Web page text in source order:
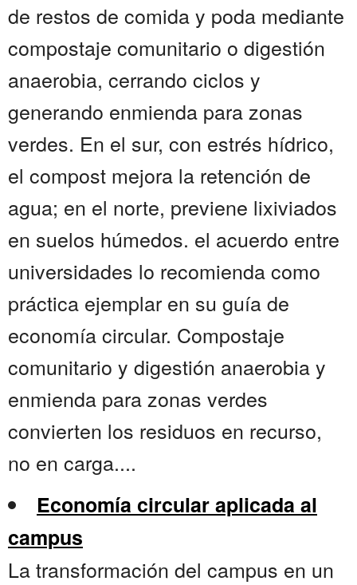
de restos de comida y poda mediante
compostaje comunitario o digestión
anaerobia, cerrando ciclos y
generando enmienda para zonas
verdes. En el sur, con estrés hídrico,
el compost mejora la retención de
agua; en el norte, previene lixiviados
en suelos húmedos. el acuerdo entre
universidades lo recomienda como
práctica ejemplar en su guía de
economía circular. Compostaje
comunitario y digestión anaerobia y
enmienda para zonas verdes
convierten los residuos en recurso,
no en carga....
Economía circular aplicada al
campus
La transformación del campus en un